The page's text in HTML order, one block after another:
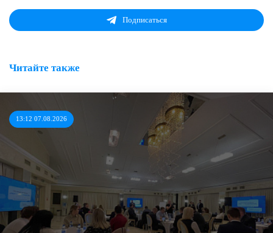
Подписаться
Читайте также
13:12 07.08.2026